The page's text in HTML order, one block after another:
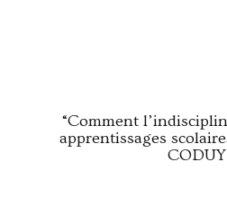
“Comment
apprentissages